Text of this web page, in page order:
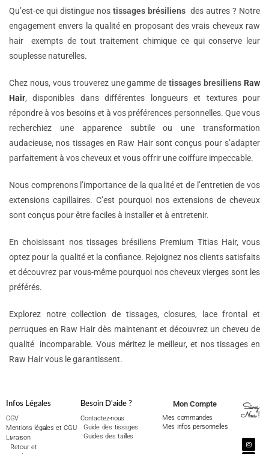
Qu’est-ce qui distingue nos tissages brésiliens des autres ? Notre
engagement envers la qualité en proposant des vrais cheveux raw
hair exempts de tout traitement chimique ce qui conserve leur
souplesse naturelles.
Chez nous, vous trouverez une gamme detissages bresiliens Raw
Hair, disponibles dans différentes longueurs et textures pour
répondre à vos besoins et à vos préférences personnelles. Que vous
recherchiez une apparence subtile ou une transformation
audacieuse, nos tissages en Raw Hair sont conçus pour s’adapter
parfaitement à vos cheveux et vous offrir une coiffure impeccable.
Nous comprenons l’importance de la qualité et de l’entretien de vos
extensions capillaires. C’est pourquoi nos extensions de cheveux
sont conçus pour être faciles à installer et à entretenir.
En choisissant nos tissages brésiliens Premium Titias Hair, vous
optez pour la qualité et la confiance. Rejoignez nos clients satisfaits
et découvrez par vous-même pourquoi nos cheveux vierges sont les
préférés.
Explorez notre collection de tissages, closures, lace frontal et
perruques en Raw Hair dès maintenant et découvrez un cheveu de
qualité incomparable. Vous méritez le meilleur, et nos tissages en
Raw Hair vous le garantissent.
Infos Légales
CGV
Mentions légales et CGU
Livraison
Retour et
Besoin D'aide ?
Contactez-nous
Guide des tissages
Guides des tailles
Mon Compte
Mes commandes
Mes infos personnelles
Suivez
Nous !